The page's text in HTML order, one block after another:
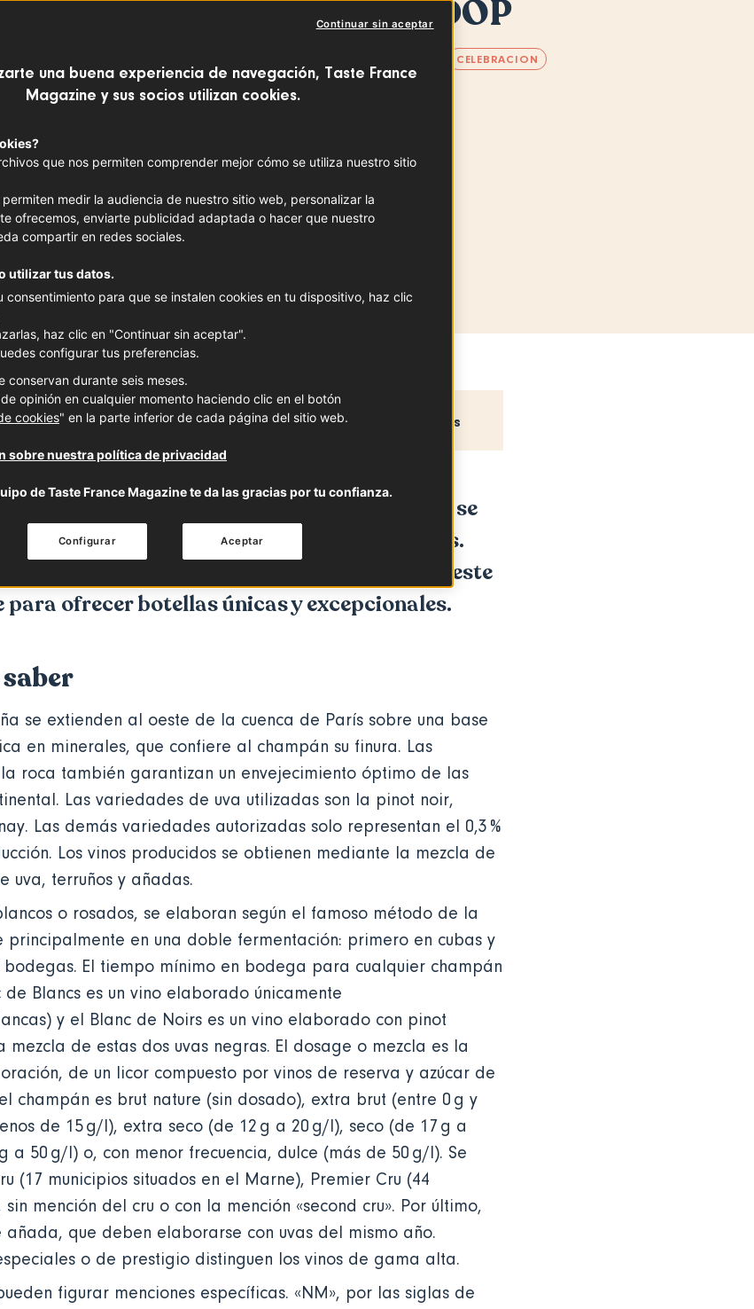
Champagne DOP
CELEBRACION
Grand Est
Características Cómo se utiliza Recetas
el vino más famoso del mundo. El champán se
especiales y a los acontecimientos festivos.
de uva y las añadas se combinan en este
para ofrecer botellas únicas y excepcionales.
se extienden al oeste de la cuenca de París sobre una base
en minerales, que confiere al champán su finura. Las
roca también garantizan un envejecimiento óptimo de las
Las variedades de uva utilizadas son la pinot noir,
Las demás variedades autorizadas solo representan el 0,3 %
Los vinos producidos se obtienen mediante la mezcla de
uva, terruños y añadas.
o rosados, se elaboran según el famoso método de la
principalmente en una doble fermentación: primero en cubas y
bodegas. El tiempo mínimo en bodega para cualquier champán
de Blancs es un vino elaborado únicamente
y el Blanc de Noirs es un vino elaborado con pinot
mezcla de estas dos uvas negras. El dosage o mezcla es la
de un licor compuesto por vinos de reserva y azúcar de
champán es brut nature (sin dosado), extra brut (entre 0 g y
de 15 g/l), extra seco (de 12 g a 20 g/l), seco (de 17 g a
a 50 g/l) o, con menor frecuencia, dulce (más de 50 g/l). Se
(17 municipios situados en el Marne), Premier Cru (44
mención del cru o con la mención «second cru». Por último,
añada, que deben elaborarse con uvas del mismo año.
o de prestigio distinguen los vinos de gama alta.
figurar menciones específicas. «NM», por las siglas de
una buena experiencia de navegación, Taste France
Magazine y sus socios utilizan cookies.
que nos permiten comprender mejor cómo se utiliza nuestro sitio
permiten medir la audiencia de nuestro sitio web, personalizar la
ofrecemos, enviarte publicidad adaptada o hacer que nuestro
compartir en redes sociales.
utilizar tus datos.
consentimiento para que se instalen cookies en tu dispositivo, haz clic
haz clic en "Continuar sin aceptar".
configurar tus preferencias.
conservan durante seis meses.
opinión en cualquier momento haciendo clic en el botón
cookies" en la parte inferior de cada página del sitio web.
sobre nuestra política de privacidad
de Taste France Magazine te da las gracias por tu confianza.
Continuar sin aceptar
Aceptar
Configurar